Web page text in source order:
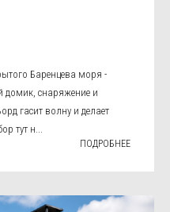
Баренцева моря -
домик, снаряжение и
гасит волну и делает
тут н...
ПОДРОБНЕЕ